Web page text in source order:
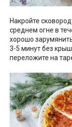
Накройте
среднем огне в
хорошо
3-5 минут без
переложите на